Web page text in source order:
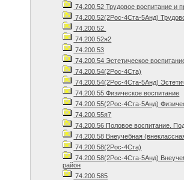
74.200.52 Трудовое воспитание и
74.200.52(2Рос-4Ста-5Анд)
74.200.52.
74.200.52я2
74.200.53
74.200.54 Эстетическое
74.200.54(2Рос-4Ста)
74.200.54(2Рос-4Ста-5Анд)
74.200.55 Физическое воспитание
74.200.55(2Рос-4Ста-5Анд)
74.200.55я7
74.200.56 Половое воспитание.
74.200.58 Внеучебная
74.200.58(2Рос-4Ста)
74.200.58(2Рос-4Ста-5Анд)
район
74.200.585